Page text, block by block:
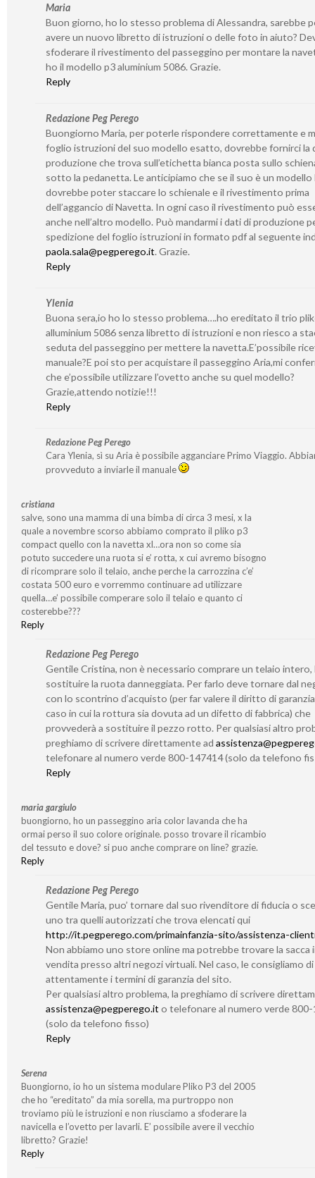
Maria
Buon giorno, ho lo stesso problema di Alessandra, sarebbe
avere un nuovo libretto di istruzioni o delle foto in aiuto?
sfoderare il rivestimento del passeggino per montare la
ho il modello p3 aluminium 5086. Grazie.
Reply
Redazione Peg Perego
Buongiorno Maria, per poterle rispondere correttamente e
foglio istruzioni del suo modello esatto, dovrebbe fornirci la
produzione che trova sull’etichetta bianca posta sullo
sotto la pedanetta. Le anticipiamo che se il suo è un modello
dovrebbe poter staccare lo schienale e il rivestimento prima
dell’aggancio di Navetta. In ogni caso il rivestimento può
anche nell’altro modello. Può mandarmi i dati di produzione
spedizione del foglio istruzioni in formato pdf al seguente
paola.sala@pegperego.it. Grazie.
Reply
Ylenia
Buona sera,io ho lo stesso problema….ho ereditato il trio
alluminium 5086 senza libretto di istruzioni e non riesco a
seduta del passeggino per mettere la navetta.E’possibile
manuale?E poi sto per acquistare il passeggino Aria,mi
che e’possibile utilizzare l’ovetto anche su quel modello?
Grazie,attendo notizie!!!
Reply
Redazione Peg Perego
Cara Ylenia, sì su Aria è possibile agganciare Primo Viaggio.
provveduto a inviarle il manuale
cristiana
salve, sono una mamma di una bimba di circa 3 mesi, x la
quale a novembre scorso abbiamo comprato il pliko p3
compact quello con la navetta xl…ora non so come sia
potuto succedere una ruota si e’ rotta, x cui avremo bisogno
di ricomprare solo il telaio, anche perche la carrozzina c’e’
costata 500 euro e vorremmo continuare ad utilizzare
quella…e’ possibile comperare solo il telaio e quanto ci
costerebbe???
Reply
Redazione Peg Perego
Gentile Cristina, non è necessario comprare un telaio intero,
sostituire la ruota danneggiata. Per farlo deve tornare dal
con lo scontrino d’acquisto (per far valere il diritto di
caso in cui la rottura sia dovuta ad un difetto di fabbrica) che
provvederà a sostituire il pezzo rotto. Per qualsiasi altro
preghiamo di scrivere direttamente ad
telefonare al numero verde 800-147414 (solo da telefono
Reply
maria gargiulo
buongiorno, ho un passeggino aria color lavanda che ha
ormai perso il suo colore originale. posso trovare il ricambio
del tessuto e dove? si puo anche comprare on line? grazie.
Reply
Redazione Peg Perego
Gentile Maria, puo’ tornare dal suo rivenditore di fiducia o
uno tra quelli autorizzati che trova elencati qui
http://it.pegperego.com/primainfanzia-sito/assistenza-
Non abbiamo uno store online ma potrebbe trovare la sacca
vendita presso altri negozi virtuali. Nel caso, le consigliamo
attentamente i termini di garanzia del sito.
Per qualsiasi altro problema, la preghiamo di scrivere
assistenza@pegperego.ito telefonare al numero verde 800-
(solo da telefono fisso)
Reply
Serena
Buongiorno, io ho un sistema modulare Pliko P3 del 2005
che ho “ereditato” da mia sorella, ma purtroppo non
troviamo più le istruzioni e non riusciamo a sfoderare la
navicella e l’ovetto per lavarli. E’ possibile avere il vecchio
libretto? Grazie!
Reply